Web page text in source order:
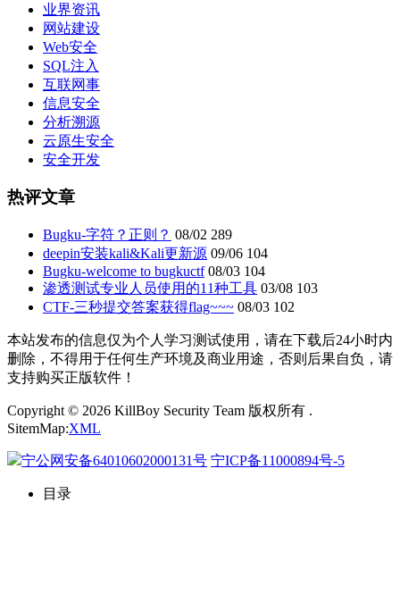
业界资讯
网站建设
Web安全
SQL注入
互联网事
信息安全
分析溯源
云原生安全
安全开发
热评文章
Bugku-字符？正则？ 08/02 289
deepin安装kali&Kali更新源 09/06 104
Bugku-welcome to bugkuctf 08/03 104
渗透测试专业人员使用的11种工具 03/08 103
CTF-三秒提交答案获得flag~~~ 08/03 102
本站发布的信息仅为个人学习测试使用，请在下载后24小时内
删除，不得用于任何生产环境及商业用途，否则后果自负，请
支持购买正版软件！
Copyright © 2026 KillBoy Security Team 版权所有 .
SitemMap:XML
宁公网安备64010602000131号 宁ICP备11000894号-5
目录